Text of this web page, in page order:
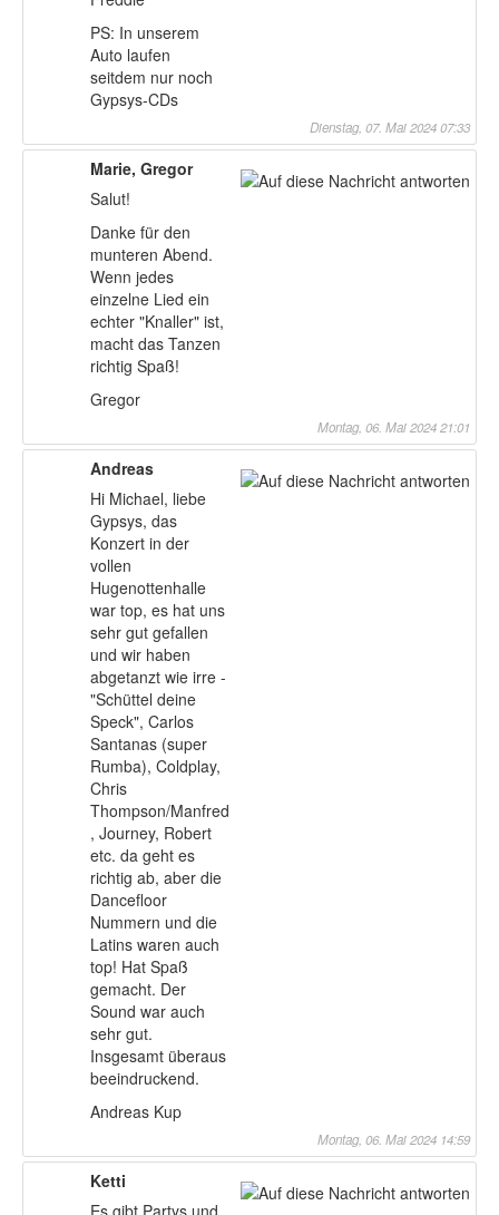
PS: In unserem
Auto laufen
seitdem nur noch
Gypsys-CDs
Dienstag, 07. Mai 2024 07:33
Marie, Gregor
Salut!
Danke für den
munteren Abend.
Wenn jedes
einzelne Lied ein
echter "Knaller" ist,
macht das Tanzen
richtig Spaß!
Gregor
Montag, 06. Mai 2024 21:01
Andreas
Hi Michael, liebe
Gypsys, das
Konzert in der
vollen
Hugenottenhalle
war top, es hat uns
sehr gut gefallen
und wir haben
abgetanzt wie irre -
"Schüttel deine
Speck", Carlos
Santanas (super
Rumba), Coldplay,
Chris
Thompson/Manfred
, Journey, Robert
etc. da geht es
richtig ab, aber die
Dancefloor
Nummern und die
Latins waren auch
top! Hat Spaß
gemacht. Der
Sound war auch
sehr gut.
Insgesamt überaus
beeindruckend.
Andreas Kup
Montag, 06. Mai 2024 14:59
Ketti
Es gibt Partys und